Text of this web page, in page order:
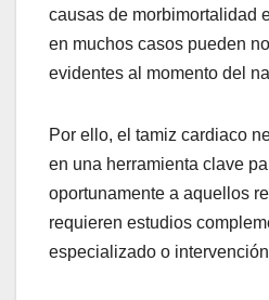
causas de morbimortalidad
en muchos casos pueden
evidentes al momento del
Por ello, el tamiz cardiaco
en una herramienta clave
oportunamente a aquellos
requieren estudios
especializado o